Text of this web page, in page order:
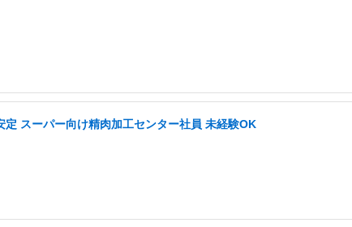
スーパー向け精肉加工センター社員 未経験OK